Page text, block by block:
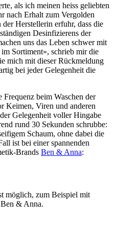
als ich meinen heiss geliebten
nach Erhalt zum Vergolden
Herstellerin erfuhr, dass die
Desinfizierens der
uns das Leben schwer mit
Sortiment», schrieb mir die
mich mit dieser Rückmeldung
bei jeder Gelegenheit die
beim Waschen der
Keimen, Viren und anderen
Gelegenheit voller Hingabe
rund 30 Sekunden schrubbe:
Schaum, ohne dabei die
ist bei einer spannenden
Brands Ben & Anna: